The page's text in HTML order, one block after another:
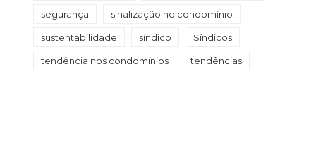
segurança sinalização no condomínio
sustentabilidade síndico Síndicos
tendência nos condomínios tendências